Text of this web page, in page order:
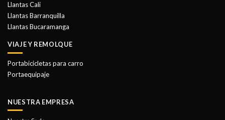
Llantas Cali
Llantas Barranquilla
Llantas Bucaramanga
VIAJE Y REMOLQUE
Portabicicletas para carro
Portaequipaje
NUESTRA EMPRESA